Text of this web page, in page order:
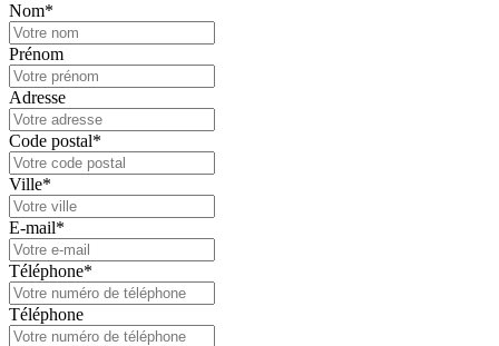
Nom*
Prénom
Adresse
Code postal*
Ville*
E-mail*
Téléphone*
Téléphone